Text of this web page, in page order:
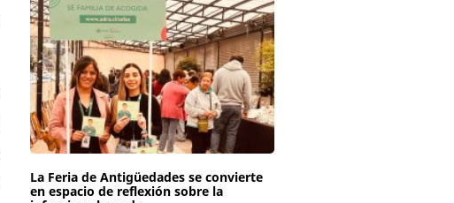
La Feria de Antigüedades se convierte
en espacio de reflexión sobre la